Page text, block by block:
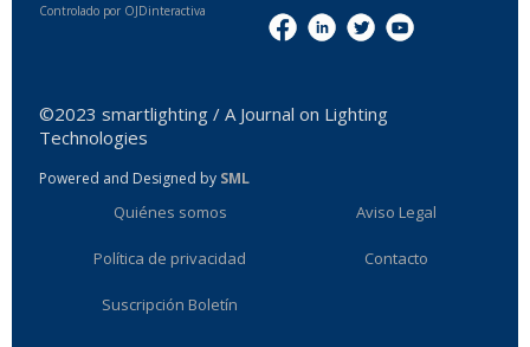
Controlado por OJDinteractiva
©2023 smartlighting / A Journal on Lighting
Technologies
Powered and Designed by SML
Quiénes somos Aviso Legal
Política de privacidad Contacto
Suscripción Boletín